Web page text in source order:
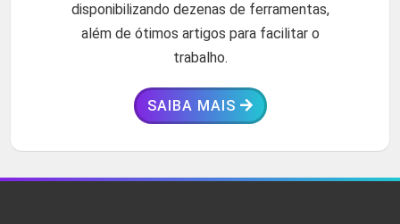
disponibilizando dezenas de ferramentas,
além de ótimos artigos para facilitar o
trabalho.
SAIBA MAIS